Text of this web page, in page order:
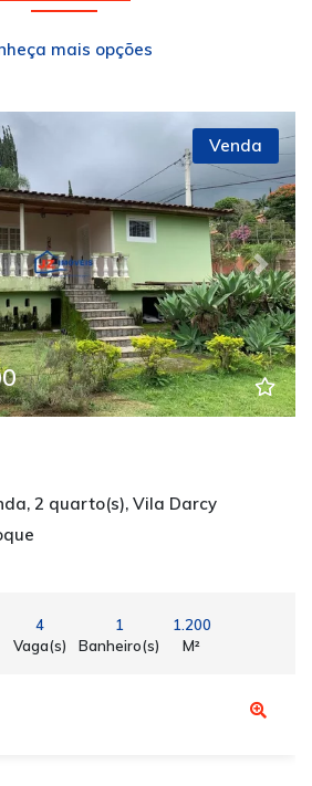
mais opções
Next
Venda
2 quarto(s), Vila Darcy
4
Vaga(s)
1
Banheiro(s)
1.200
M²